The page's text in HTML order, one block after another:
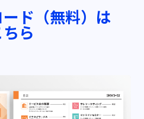
ド（無料）は
ちら